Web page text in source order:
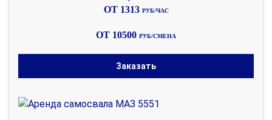
ОТ 1313 РУБ/ЧАС
ОТ 10500 РУБ/СМЕНА
Заказать